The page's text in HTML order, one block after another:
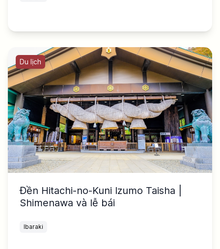
Du lịch
Đền Hitachi-no-Kuni Izumo Taisha |
Shimenawa và lễ bái
Ibaraki